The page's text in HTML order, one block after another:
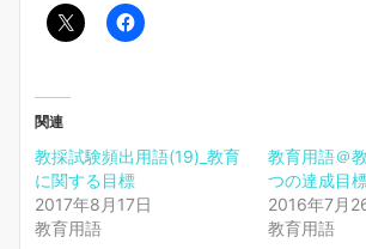
関連
教採試験頻出用語(19)_教育
に関する目標
2017年8月17日
教育用語
教育用語＠
つの達成目
2016年7月
教育用語